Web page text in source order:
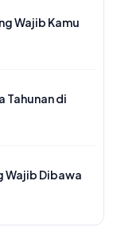
Wajib Kamu
Tahunan di
Wajib Dibawa